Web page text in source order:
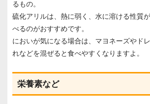
るもの。
硫化アリルは、熱に弱く、水に溶ける性質
べるのがおすすめです。
においが気になる場合は、マヨネーズやド
れなどを混ぜると食べやすくなりますよ。
栄養素など